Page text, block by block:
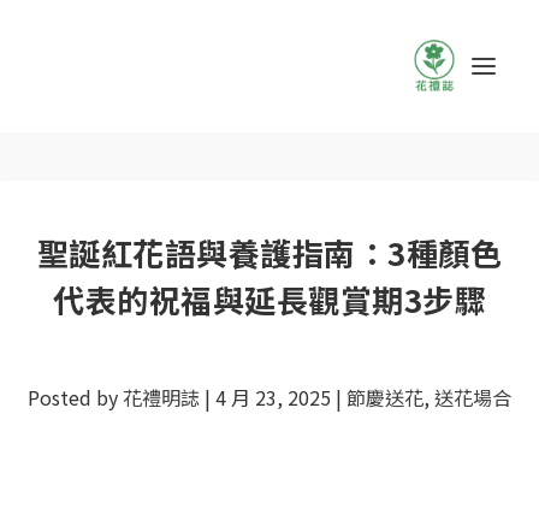
聖誕紅花語與養護指南：3種顏色
代表的祝福與延長觀賞期3步驟
Posted by 花禮明誌 | 4 月 23, 2025 | 節慶送花,送花場合